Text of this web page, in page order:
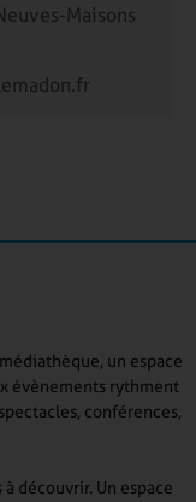
Maisons
un espace
évènements rythment
conférences,
découvrir. Un espace